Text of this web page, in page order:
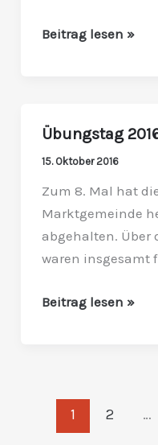
Beitrag lesen »
Übungstag
15. Oktober 2016
Zum 8. Mal hat
Marktgemeinde
abgehalten. Über
waren insgesamt
Übungstag
2016
Beitrag lesen »
1 2 …